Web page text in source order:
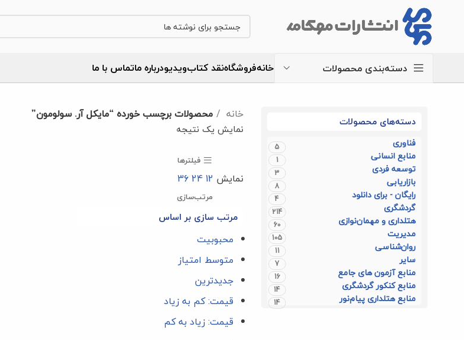
دسته‌بندی محصولات خانهفروشگاهنقد کتابویدیودرباره‌ ماتماس با ما
دسته‌های محصولات
فناوری 5
منابع انسانی 1
توسعه فردی 3
بازاریابی 8
رایگان - برای دانلود 4
گردشگری 214
هتلداری و مهمان‌نوازی 60
مدیریت 105
روان‌شناسی 11
سایر 7
منابع آزمون های جامع 16
منابع کنکور گردشگری 14
منابع هتلداری پیام‌نور 14
خانه محصولات برچسب خورده “مایکل آر. سولومون”
نمایش یک نتیجه
فیلترها
نمایش 12
24
36
مرتب‌سازی
مرتب سازی بر اساس
محبوبیت
متوسط امتیاز
جدیدترین
قیمت: کم به زیاد
قیمت: زیاد به کم